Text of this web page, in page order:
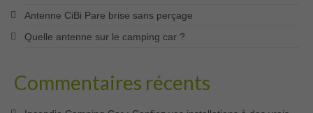
Antenne CiBi Pare brise sans perçage
Quelle antenne sur le camping car ?
Commentaires récents